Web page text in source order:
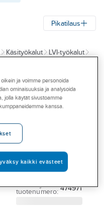
Pikatilaus
Käsityökalut
LVI-työkalut
IRONSIDE
Varaterä
leikkuriin
VARATERÄ M.P.
LEIKKURIIN
IRONSIDE 100820
tuotenumero: 474971
ja voimme personoida
ominaisuuksia ja analysoida
jolla käytät sivustoamme
kanssa.
kaikki evästeet